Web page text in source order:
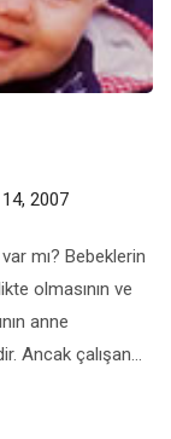
14, 2007
mı? Bebeklerin
olmasının ve
anne
Ancak çalışan
bir bakıcı